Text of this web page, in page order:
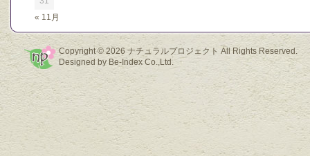
« 11月
Copyright © 2026 ナチュラルプロジェクト All Rights Reserved.
Designed by Be-Index Co.,Ltd.